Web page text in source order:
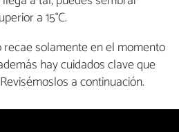
a 15°C.
recae solamente en el momento
hay cuidados clave que
a continuación.